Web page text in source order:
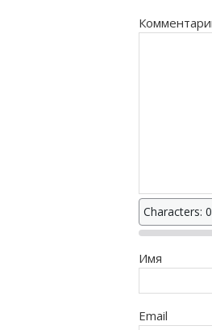
Characters:
Имя
Email